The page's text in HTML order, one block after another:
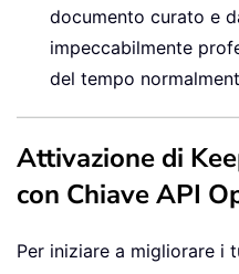
documento curato e
impeccabilmente
del tempo
Attivazione di
con Chiave API
Per iniziare a migliorare i